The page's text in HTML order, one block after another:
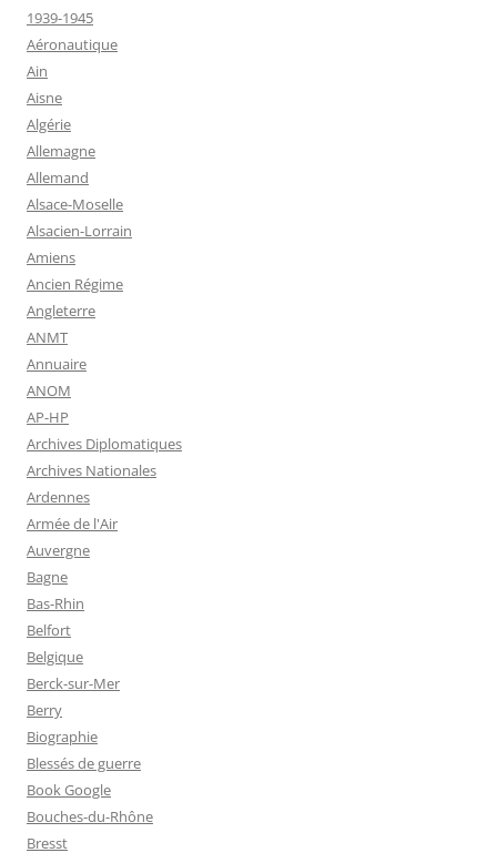
1939-1945
Aéronautique
Ain
Aisne
Algérie
Allemagne
Allemand
Alsace-Moselle
Alsacien-Lorrain
Amiens
Ancien Régime
Angleterre
ANMT
Annuaire
ANOM
AP-HP
Archives Diplomatiques
Archives Nationales
Ardennes
Armée de l'Air
Auvergne
Bagne
Bas-Rhin
Belfort
Belgique
Berck-sur-Mer
Berry
Biographie
Blessés de guerre
Book Google
Bouches-du-Rhône
Bresst